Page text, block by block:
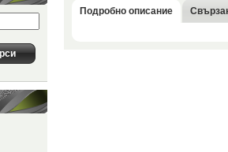
Подробно описание